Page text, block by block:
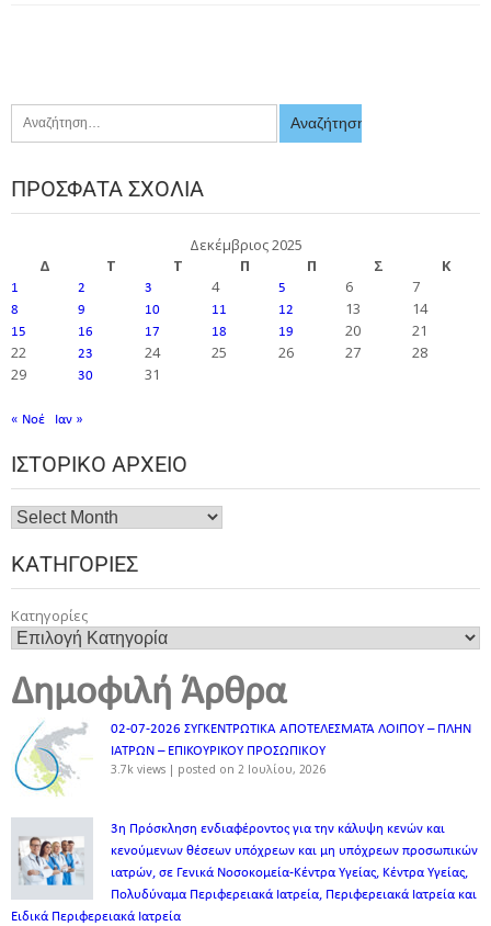
ΠΡΌΣΦΑΤΑ ΣΧΌΛΙΑ
Δεκέμβριος 2025
Δ
Τ Τ Π Π Σ Κ
1 2 3 4 5 6 7
8 9 10 11 12 13 14
15 16 17 18 19 20
21
22
23 24 25 26 27
28
29
30 31
« Νοέ Ιαν »
ΙΣΤΟΡΙΚΌ ΑΡΧΕΊΟ
ΚΑΤΗΓΟΡΊΕΣ
Κατηγορίες
Δημοφιλή Άρθρα
02-07-2026 ΣΥΓΚΕΝΤΡΩΤΙΚΑ ΑΠΟΤΕΛΕΣΜΑΤΑ ΛΟΙΠΟΥ – ΠΛΗΝ
ΙΑΤΡΩΝ – ΕΠΙΚΟΥΡΙΚΟΥ ΠΡΟΣΩΠΙΚOY
3.7k views | posted on 2 Ιουλίου, 2026
3η Πρόσκληση ενδιαφέροντος για την κάλυψη κενών και
κενούμενων θέσεων υπόχρεων και μη υπόχρεων προσωπικών
ιατρών, σε Γενικά Νοσοκομεία-Κέντρα Υγείας, Κέντρα Υγείας,
Πολυδύναμα Περιφερειακά Ιατρεία, Περιφερειακά Ιατρεία και
Ειδικά Περιφερειακά Ιατρεία